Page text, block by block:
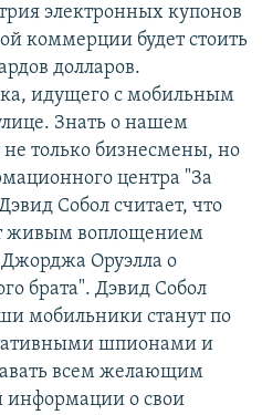
электронных купонов
коммерции будет стоить
долларов.
идущего с мобильным
Знать о нашем
только бизнесмены, но
центра "За
Собол считает, что
живым воплощением
Оруэлла о
брата". Дэвид Собол
мобильники станут по
шпионами и
всем желающим
информации о свои